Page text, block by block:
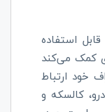
استفاده
کمک می‌کند
خود ارتباط
کالسکه و